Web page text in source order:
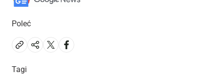
Poleć
Tagi